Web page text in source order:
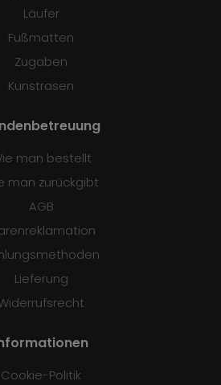
Läufer
Fußmatten
Zugaben
Kunstrasen
man bestellt
man zurückgibt
AGB
Lieferung
Cookie-Politik